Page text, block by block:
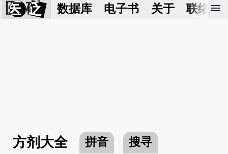
医 砭 数据库 电子书 关于 联络我
menu
方剂大全 拼音 搜寻